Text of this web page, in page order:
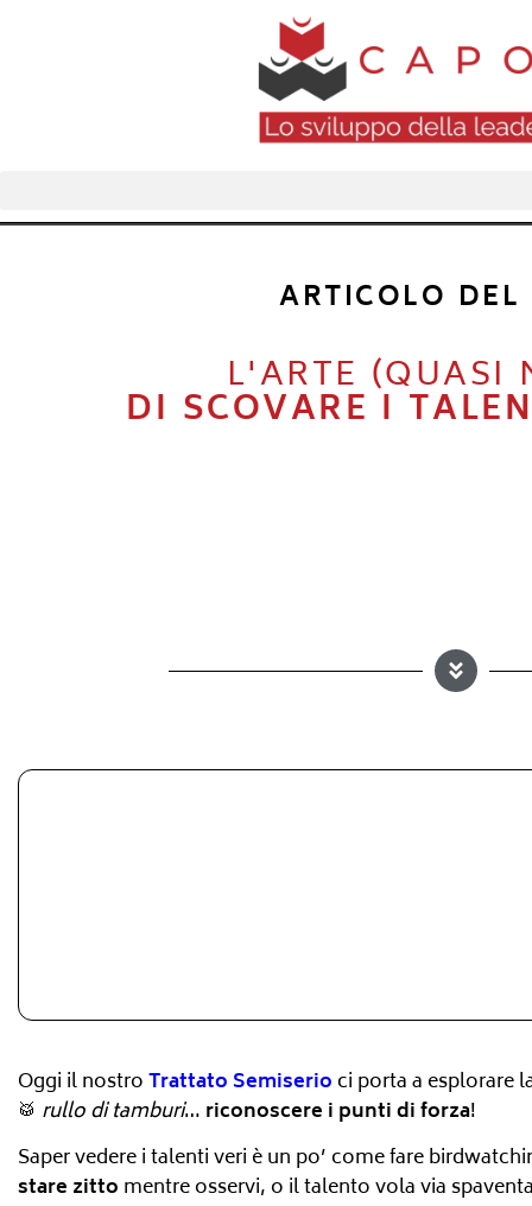
ARTICOLO DEL
L'ARTE (QUASI
DI SCOVARE I
Oggi il nostroTrattato Semiserioci porta a esplorare
🥁 rullo di tamburi… riconoscere i punti di forza!
Saper vedere i talenti veri è un po’ come fare
stare zitto mentre osservi, o il talento vola via